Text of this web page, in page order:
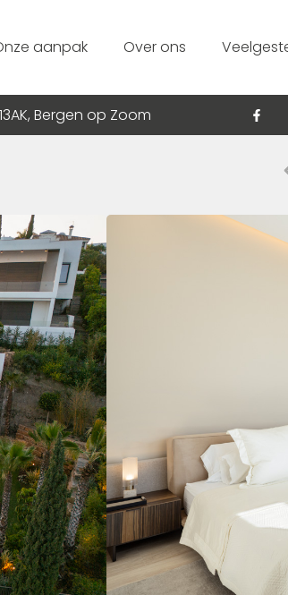
aanpak Over ons
Bergen op Zoom